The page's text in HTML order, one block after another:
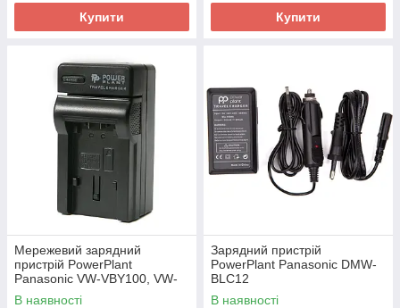
Купити Купити
Мережевий зарядний
пристрій PowerPlant
Panasonic VW-VBY100, VW-
VBT190, VW-VBT380
В наявності
Зарядний пристрій
PowerPlant Panasonic DMW-
BLC12
В наявності